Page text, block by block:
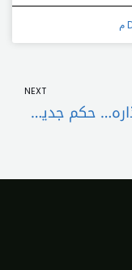
NEXT
رغم اعتذاره… حكم جديد ضد محمد رمضان لصالح عمرو أديب